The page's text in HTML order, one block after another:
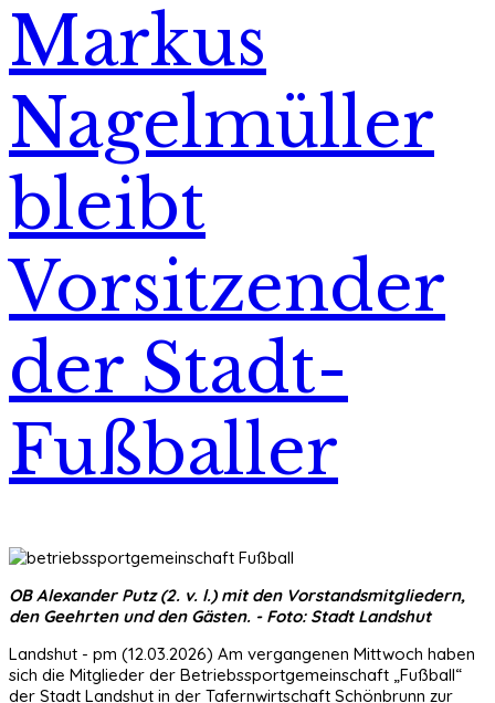
Markus
Nagelmüller
bleibt
Vorsitzender
der Stadt-
Fußballer
OB Alexander Putz (2. v. l.) mit den Vorstandsmitgliedern,
den Geehrten und den Gästen. - Foto: Stadt Landshut
Landshut - pm (12.03.2026) Am vergangenen Mittwoch haben
sich die Mitglieder der Betriebssportgemeinschaft „Fußball“
der Stadt Landshut in der Tafernwirtschaft Schönbrunn zur